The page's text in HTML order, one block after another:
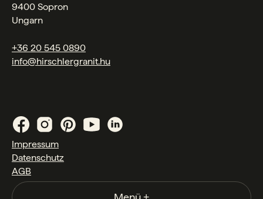
9400 Sopron
Ungarn
+36 20 545 0890
info@hirschlergranit.hu
Impressum
Datenschutz
AGB